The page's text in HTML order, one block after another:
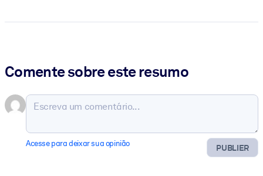
Comente sobre este resumo
PUBLIER
Acesse para deixar sua opinião